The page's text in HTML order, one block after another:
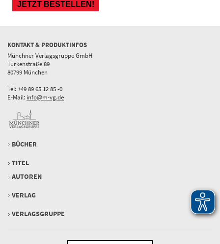
KONTAKT & PRODUKTINFOS
Münchner Verlagsgruppe GmbH
Türkenstraße 89
80799 München
Tel: +49 89 65 12 85 -0
E-Mail: info@m-vg.de
BÜCHER
TITEL
AUTOREN
VERLAG
VERLAGSGRUPPE